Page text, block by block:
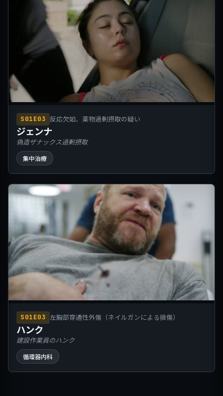
S01E03 反応欠如、薬物過剰摂取の疑い
ジェンナ
偽造ザナックス過剰摂取
集中治療
S01E03 左胸部穿通性外傷（ネイルガンによる損傷）
ハンク
建設作業員のハンク
循環器内科